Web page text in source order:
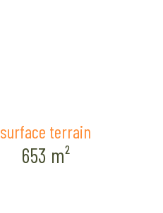
surface terrain
653 m²